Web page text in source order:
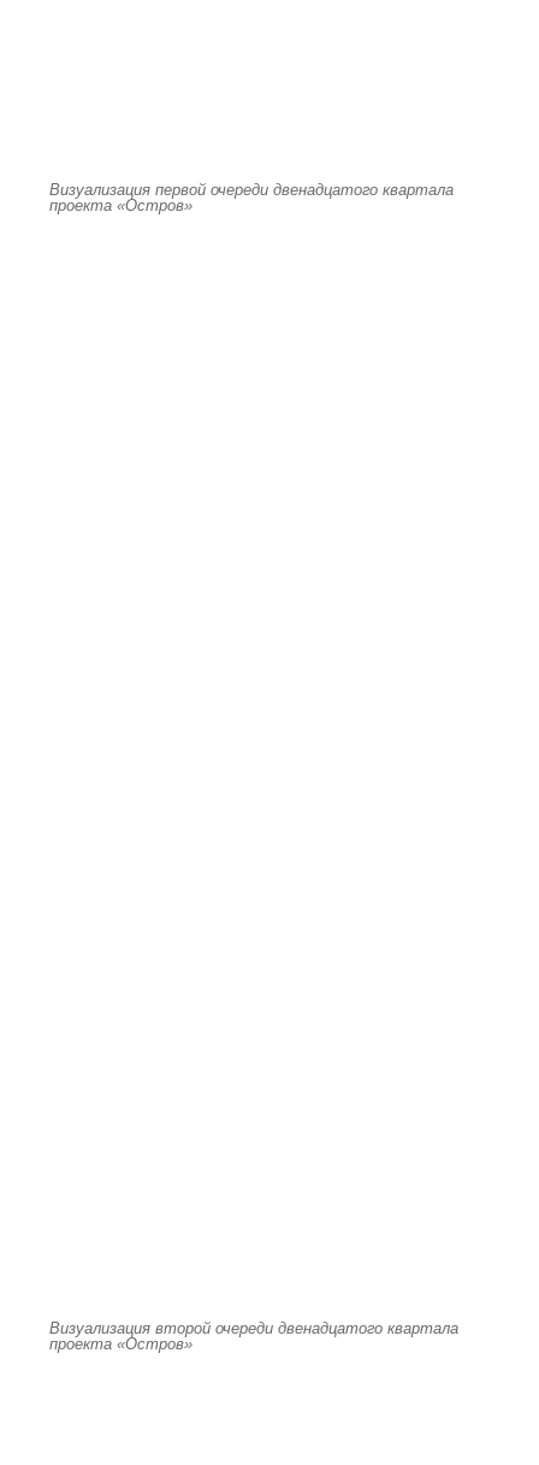
Визуализация первой очереди двенадцатого квартала
проекта «Остров»
Визуализация второй очереди двенадцатого квартала
проекта «Остров»